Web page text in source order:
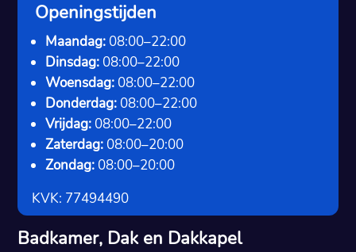
Openingstijden
Maandag: 08:00–22:00
Dinsdag: 08:00–22:00
Woensdag: 08:00–22:00
Donderdag: 08:00–22:00
Vrijdag: 08:00–22:00
Zaterdag: 08:00–20:00
Zondag: 08:00–20:00
KVK: 77494490
Badkamer, Dak en Dakkapel